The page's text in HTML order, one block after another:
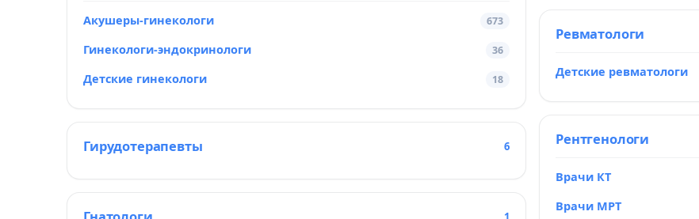
Акушеры-гинекологи 673
Гинекологи-эндокринологи 36
Детские гинекологи 18
Гирудотерапевты 6
Ревматологи
Детские ревматологи
Рентгенологи
Врачи КТ
Врачи МРТ